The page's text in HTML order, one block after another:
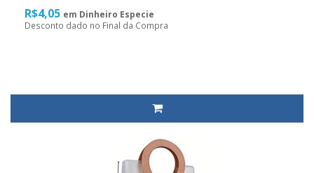
R$4,05 em Dinheiro Especie
Desconto dado no Final da Compra